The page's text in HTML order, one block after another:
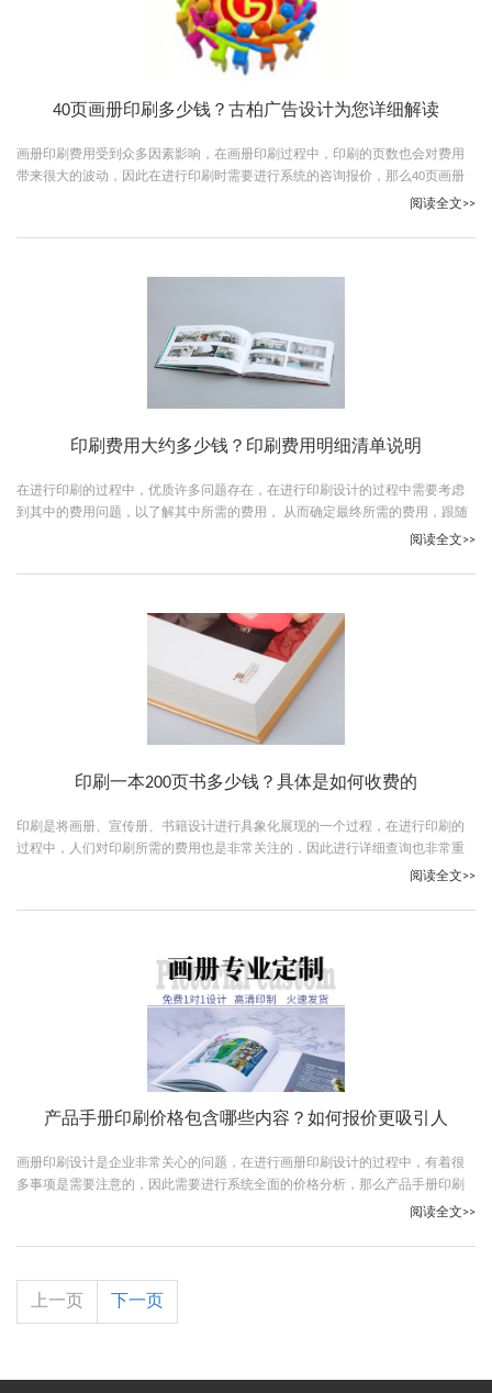
40页画册印刷多少钱？古柏广告设计为您详细解读
画册印刷费用受到众多因素影响，在画册印刷过程中，印刷的页数也会对费用
带来很大的波动，因此在进行印刷时需要进行系统的咨询报价，那么40页画册
阅读全文>>
印刷费用大约多少钱？印刷费用明细清单说明
在进行印刷的过程中，优质许多问题存在，在进行印刷设计的过程中需要考虑
到其中的费用问题，以了解其中所需的费用， 从而确定最终所需的费用，跟随
阅读全文>>
印刷一本200页书多少钱？具体是如何收费的
印刷是将画册、宣传册、书籍设计进行具象化展现的一个过程，在进行印刷的
过程中，人们对印刷所需的费用也是非常关注的，因此进行详细查询也非常重
阅读全文>>
产品手册印刷价格包含哪些内容？如何报价更吸引人
画册印刷设计是企业非常关心的问题，在进行画册印刷设计的过程中，有着很
多事项是需要注意的，因此需要进行系统全面的价格分析，那么产品手册印刷
阅读全文>>
上一页 下一页